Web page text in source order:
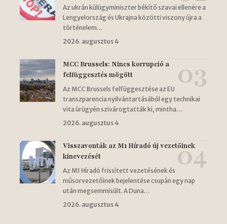
Az ukrán külügyminiszter békítő szavai ellenére a
Lengyelország és Ukrajna közötti viszony újra a
történelem…
2026. augusztus 4
MCC Brussels: Nincs korrupció a
felfüggesztés mögött
Az MCC Brussels felfüggesztése az EU
transzparencia nyilvántartásából egy technikai
vita ürügyén szivárogtatták ki, mintha…
2026. augusztus 4
Visszavonták az M1 Híradó új vezetőinek
kinevezését
Az M1 Híradó frissített vezetésének és
műsorvezetőinek bejelentése csupán egy nap
után megsemmisült. A Duna…
2026. augusztus 4